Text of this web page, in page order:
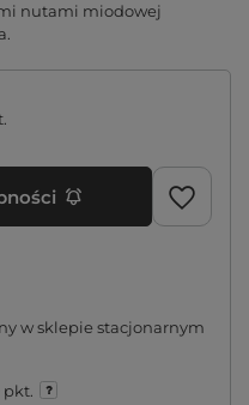
nutami miodowej
w sklepie stacjonarnym
pkt.